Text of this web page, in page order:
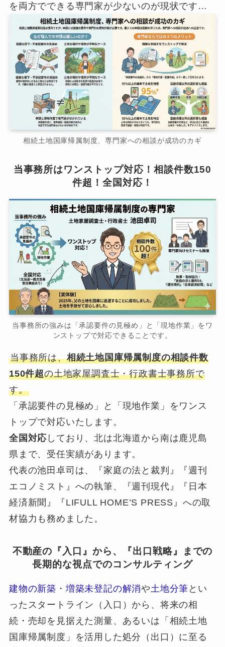
を両方でできる専門家が少ないのが現状です…
相続土地国庫帰属制度、専門家への相談が成功のカギ
当事務所はワンストップ対応！相談件数150
件超！全国対応！
当事務所の強みは「承認要件の見極め」と「現地作業」をワ
ンストップで対応できることです。
当事務所は、相続土地国庫帰属制度の相談件数
150件超の土地家屋調査士・行政書士事務所で
す。
「承認要件の見極め」と「現地作業」をワンス
トップで対応いたします。
全国対応 しており、北は北海道から南は鹿児島
県まで、受任実績があります。
代表の池田卓司は、『家庭の法と裁判』『週刊
エコノミスト』への執筆、『週刊現代』『日本
経済新聞』『LIFULL HOME’S PRESS』への取
材協力も務めました。
不動産の『入口』から、『出口戦略』までの
長期的な視点でのコンサルティング
建物の新築 ・ 増築未登記の解消や 土地分筆 とい
ったスタートライン（入口）から、将来の相
続・売却を見据えた測量、あるいは「相続土地
国庫帰属制度」を活用した処分（出口）に至る